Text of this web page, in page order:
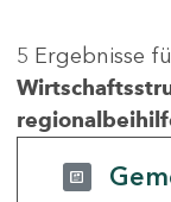
5 Ergebnisse